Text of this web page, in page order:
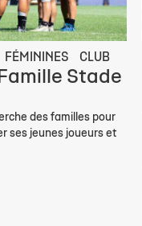
FÉMININES CLUB
Stade
des familles pour
ses jeunes joueurs et